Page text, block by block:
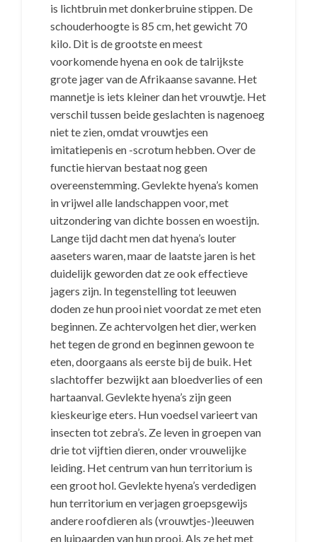
is lichtbruin met donkerbruine stippen. De
schouderhoogte is 85 cm, het gewicht 70
kilo. Dit is de grootste en meest
voorkomende hyena en ook de talrijkste
grote jager van de Afrikaanse savanne. Het
mannetje is iets kleiner dan het vrouwtje. Het
verschil tussen beide geslachten is nagenoeg
niet te zien, omdat vrouwtjes een
imitatiepenis en -scrotum hebben. Over de
functie hiervan bestaat nog geen
overeenstemming. Gevlekte hyena’s komen
in vrijwel alle landschappen voor, met
uitzondering van dichte bossen en woestijn.
Lange tijd dacht men dat hyena’s louter
aaseters waren, maar de laatste jaren is het
duidelijk geworden dat ze ook effectieve
jagers zijn. In tegenstelling tot leeuwen
doden ze hun prooi niet voordat ze met eten
beginnen. Ze achtervolgen het dier, werken
het tegen de grond en beginnen gewoon te
eten, doorgaans als eerste bij de buik. Het
slachtoffer bezwijkt aan bloedverlies of een
hartaanval. Gevlekte hyena’s zijn geen
kieskeurige eters. Hun voedsel varieert van
insecten tot zebra’s. Ze leven in groepen van
drie tot vijftien dieren, onder vrouwelijke
leiding. Het centrum van hun territorium is
een groot hol. Gevlekte hyena’s verdedigen
hun territorium en verjagen groepsgewijs
andere roofdieren als (vrouwtjes-)leeuwen
en luipaarden van hun prooi. Als ze het met